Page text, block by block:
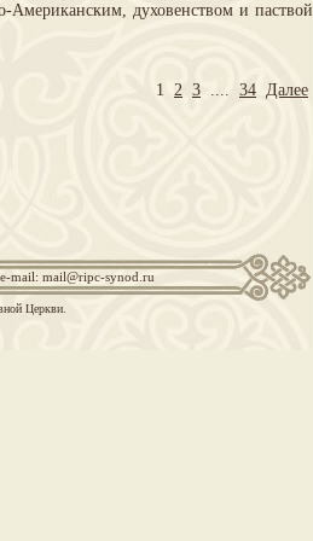
духовенством и паствой
1 2 3 .... 34 Далее
mail: mail@ripc-synod.ru
Церкви.